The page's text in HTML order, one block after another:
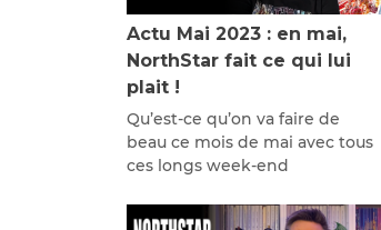
Actu Mai 2023 : en mai,
NorthStar fait ce qui lui
plait !
Qu’est-ce qu’on va faire de
beau ce mois de mai avec tous
ces longs week-end